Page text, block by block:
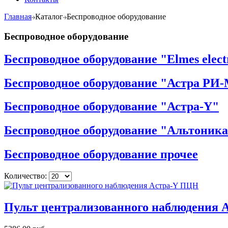
Главная Каталог Беспроводное оборудование
Беспроводное оборудование
Беспроводное оборудование "Elmes
Беспроводное оборудование "Астра
Беспроводное оборудование "Астра-Y"
Беспроводное оборудование
Беспроводное оборудование прочее
Количество:
Пульт централизованного